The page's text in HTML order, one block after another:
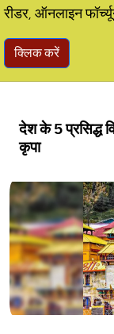
रीडर, ऑनलाइन
क्लिक करें
देश के 5 प्रसिद्ध
कृपा